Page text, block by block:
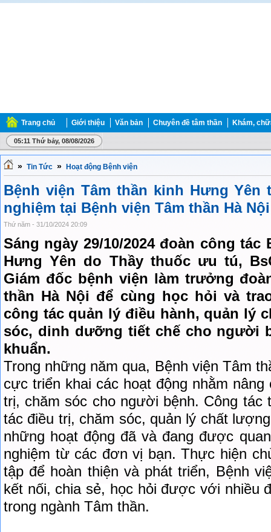
Trang chủ Giới thiệu Văn bản Chuyên đề tâm thần Khám,
05:11 Thứ bảy, 08/08/2026
» Tin Tức » Hoạt động Bệnh viện
Bệnh viện Tâm thần kinh Hưng Yên
nghiệm tại Bệnh viện Tâm thần Hà Nội
Thứ năm - 31/10/2024 20:09
Sáng ngày 29/10/2024 đoàn công
Hưng Yên do Thầy thuốc ưu tú,
Giám đốc bệnh viện làm trưởng
thần Hà Nội để cùng học hỏi và
công tác quản lý điều hành, quản lý
sóc, dinh dưỡng tiết chế cho người
khuẩn.
Trong những năm qua, Bệnh viện Tâm
cực triển khai các hoạt động nhằm
trị, chăm sóc cho người bệnh. Công tác
tác điều trị, chăm sóc, quản lý chất
những hoạt động đã và đang được
nghiệm từ các đơn vị bạn. Thực hiện
tập để hoàn thiện và phát triển, Bệnh
kết nối, chia sẻ, học hỏi được với nhiều
trong ngành Tâm thần.